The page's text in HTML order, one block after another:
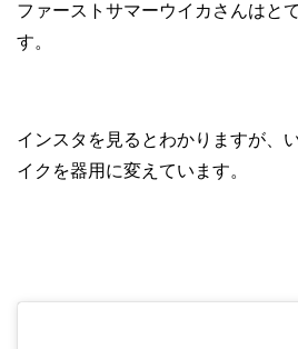
ファーストサマーウイカさんはと
す。
インスタを見るとわかりますが、
イクを器用に変えています。